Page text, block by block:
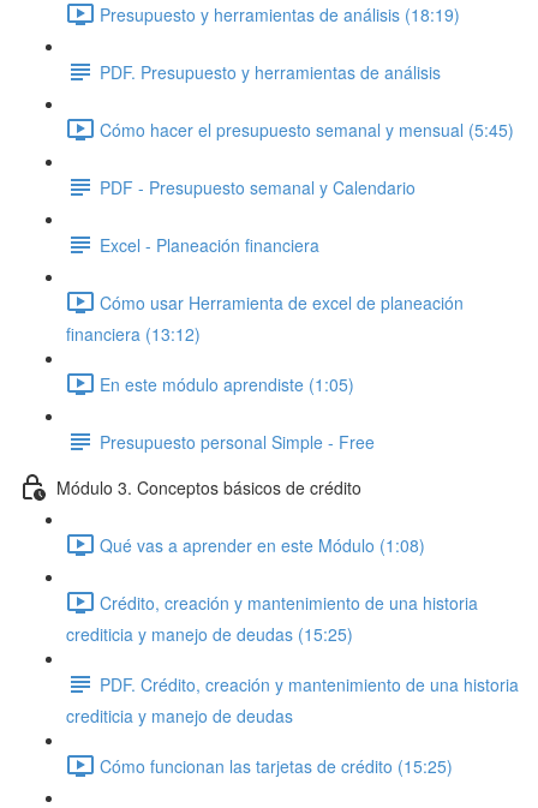
Presupuesto y herramientas de análisis (18:19)
PDF. Presupuesto y herramientas de análisis
Cómo hacer el presupuesto semanal y mensual (5:45)
PDF - Presupuesto semanal y Calendario
Excel - Planeación financiera
Cómo usar Herramienta de excel de planeación
financiera (13:12)
En este módulo aprendiste (1:05)
Presupuesto personal Simple - Free
Módulo 3. Conceptos básicos de crédito
Qué vas a aprender en este Módulo (1:08)
Crédito, creación y mantenimiento de una historia
crediticia y manejo de deudas (15:25)
PDF. Crédito, creación y mantenimiento de una historia
crediticia y manejo de deudas
Cómo funcionan las tarjetas de crédito (15:25)